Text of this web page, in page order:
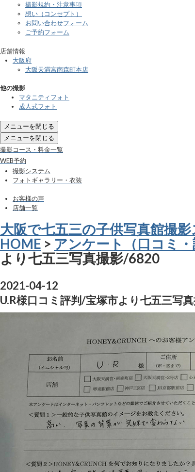
撮影規約・注意事項
想い（コンセプト）
お問い合わせフォーム
ご予約フォーム
店舗情報
大阪府
大阪天満宮南森町本店
他の撮影
マタニティフォト
成人式フォト
メニューを閉じる
メニューを閉じる
撮影コース・料金一覧
WEB予約
撮影システム
フォトギャラリー・衣装
お客様の声
店舗一覧
大阪で七五三の子供写真館撮
HOME > アンケート（口コミ・
より七五三写真撮影/6820
2021-04-12
U.R様口コミ評判/宝塚市より七五三写